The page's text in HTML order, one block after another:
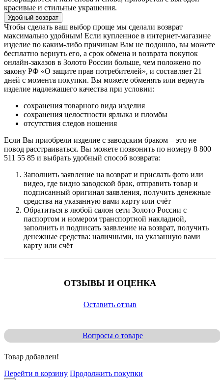
красивые и стильные украшения.
Удобный возврат
Чтобы сделать ваш выбор проще мы сделали возврат
максимально удобным! Если купленное в интернет-магазине
изделие по каким-либо причинам Вам не подошло, вы можете
бесплатно вернуть его, а срок обмена и возврата покупок
онлайн-заказов в Золото России больше, чем положено по
закону РФ «О защите прав потребителей», и составляет 21
дней с момента покупки. Вы можете обменять или вернуть
изделие надлежащего качества при условии:
сохранения товарного вида изделия
сохранения целостности ярлыка и пломбы
отсутствия следов ношения
Если Вы приобрели изделие с заводским браком – это не
повод расстраиваться. Вы можете позвонить по номеру 8 800
511 55 85 и выбрать удобный способ возврата:
Заполнить заявление на возврат и прислать фото или
видео, где видно заводской брак, отправить товар и
подписанный оригинал заявления, получить денежные
средства на указанную вами карту или счёт
Обратиться в любой салон сети Золото России с
паспортом и номером транспортной накладной,
заполнить и подписать заявление на возврат, получить
денежные средства: наличными, на указанную вами
карту или счёт
ОТЗЫВЫ И ОЦЕНКА
Оставить отзыв
Вопросы о товаре
Товар добавлен!
Перейти в корзину Продолжить покупки